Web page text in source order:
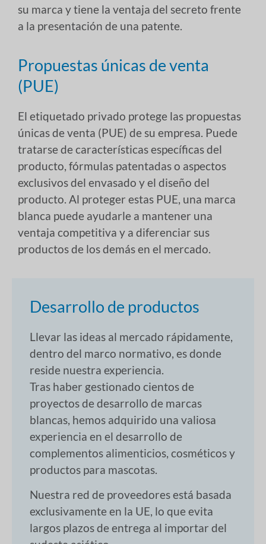
su marca y tiene la ventaja del secreto frente
a la presentación de una patente.
Propuestas únicas de venta
(PUE)
El etiquetado privado protege las propuestas
únicas de venta (PUE) de su empresa. Puede
tratarse de características específicas del
producto, fórmulas patentadas o aspectos
exclusivos del envasado y el diseño del
producto. Al proteger estas PUE, una marca
blanca puede ayudarle a mantener una
ventaja competitiva y a diferenciar sus
productos de los demás en el mercado.
Desarrollo de productos
Llevar las ideas al mercado rápidamente,
dentro del marco normativo, es donde
reside nuestra experiencia.
Tras haber gestionado cientos de
proyectos de desarrollo de marcas
blancas, hemos adquirido una valiosa
experiencia en el desarrollo de
complementos alimenticios, cosméticos y
productos para mascotas.
Nuestra red de proveedores está basada
exclusivamente en la UE, lo que evita
largos plazos de entrega al importar del